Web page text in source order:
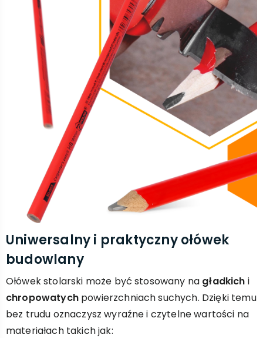
Uniwersalny i praktyczny ołówek
budowlany
Ołówek stolarski może być stosowany na gładkich i
chropowatychpowierzchniach suchych. Dzięki temu
bez trudu oznaczysz wyraźne i czytelne wartości na
materiałach takich jak: